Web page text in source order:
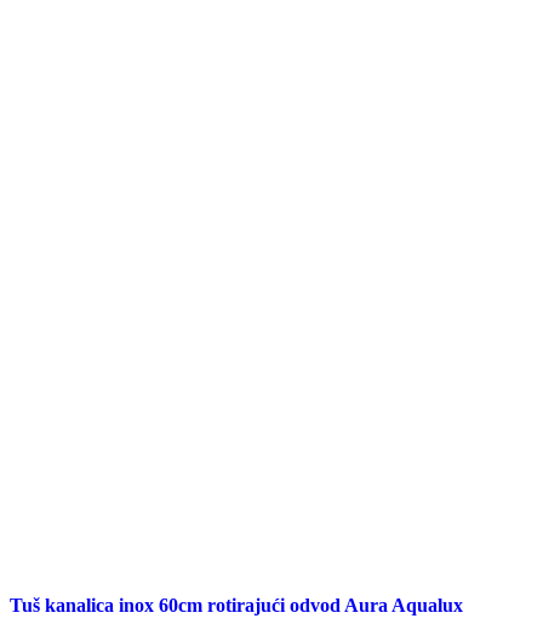
Tuš kanalica inox 60cm rotirajući odvod Aura Aqualux